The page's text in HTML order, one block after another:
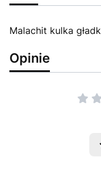
Malachit kulka
Opinie